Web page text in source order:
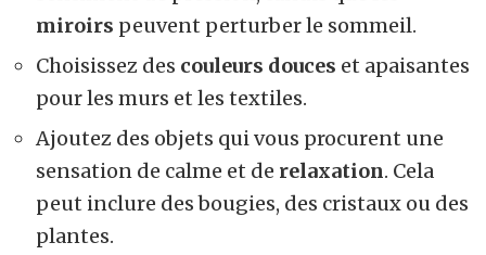
miroirs peuvent perturber le sommeil.
Choisissez des couleurs douces et apaisantes
pour les murs et les textiles.
Ajoutez des objets qui vous procurent une
sensation de calme et de relaxation. Cela
peut inclure des bougies, des cristaux ou des
plantes.